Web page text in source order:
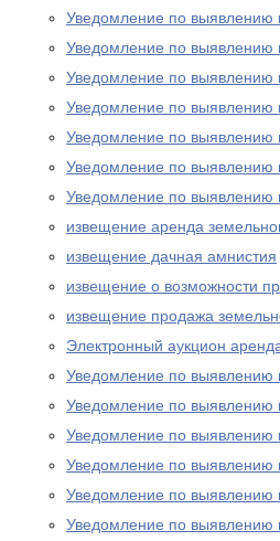
Уведомление по выявлению
Уведомление по выявлению
Уведомление по выявлению
Уведомление по выявлению
Уведомление по выявлению
Уведомление по выявлению
Уведомление по выявлению
извещение аренда
извещение дачная амнистия
извещение о возможности
извещение продажа
Электронный аукцион
Уведомление по выявлению
Уведомление по выявлению
Уведомление по выявлению
Уведомление по выявлению
Уведомление по выявлению
Уведомление по выявлению